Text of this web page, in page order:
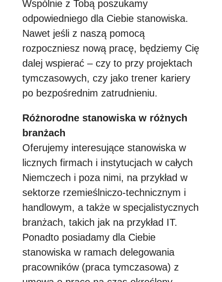
Wspólnie z Tobą poszukamy
odpowiedniego dla Ciebie stanowiska.
Nawet jeśli z naszą pomocą
rozpoczniesz nową pracę, będziemy Cię
dalej wspierać – czy to przy projektach
tymczasowych, czy jako trener kariery
po bezpośrednim zatrudnieniu.
Różnorodne stanowiska w różnych
branżach
Oferujemy interesujące stanowiska w
licznych firmach i instytucjach w całych
Niemczech i poza nimi, na przykład w
sektorze rzemieślniczo-technicznym i
handlowym, a także w specjalistycznych
branżach, takich jak na przykład IT.
Ponadto posiadamy dla Ciebie
stanowiska w ramach delegowania
pracowników (praca tymczasowa) z